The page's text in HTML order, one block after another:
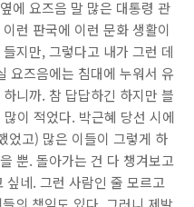
에 요즈음 말 많은 대통령 관
런 판국에 이런 문화 생활이
지만, 그렇다고 내가 그런 데
요즈음에는 침대에 누워서 유
니까. 참 답답하긴 하지만 블
이 적었다. 박근혜 당선 시에
었고) 많은 이들이 그렇게 하
뿐. 돌아가는 건 다 챙겨보고
싶네. 그런 사람인 줄 모르고